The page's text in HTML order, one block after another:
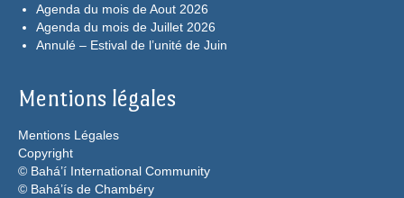
Agenda du mois de Aout 2026
Agenda du mois de Juillet 2026
Annulé – Estival de l’unité de Juin
Mentions légales
Mentions Légales
Copyright
© Bahá’í International Community
© Bahá’ís de Chambéry